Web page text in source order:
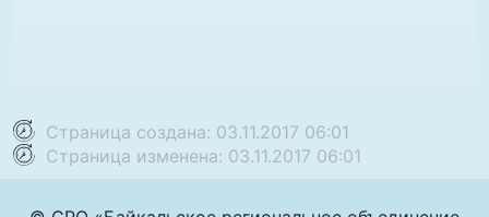
Страница создана: 03.11.2017 06:01
Страница изменена: 03.11.2017 06:01